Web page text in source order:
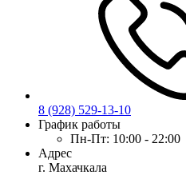
8 (928) 529-13-10
График работы
Пн-Пт: 10:00 - 22:00
Адрес
г. Махачкала